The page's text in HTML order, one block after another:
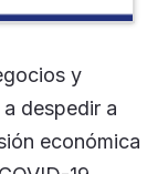
y
despedir a
económica